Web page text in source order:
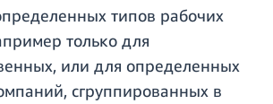
типов рабочих
только для
или для определенных
сгруппированных в